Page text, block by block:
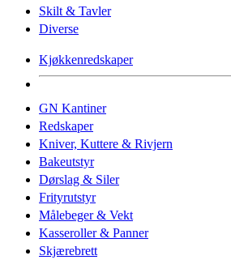
Skilt & Tavler
Diverse
Kjøkkenredskaper
GN Kantiner
Redskaper
Kniver, Kuttere & Rivjern
Bakeutstyr
Dørslag & Siler
Frityrutstyr
Målebeger & Vekt
Kasseroller & Panner
Skjærebrett